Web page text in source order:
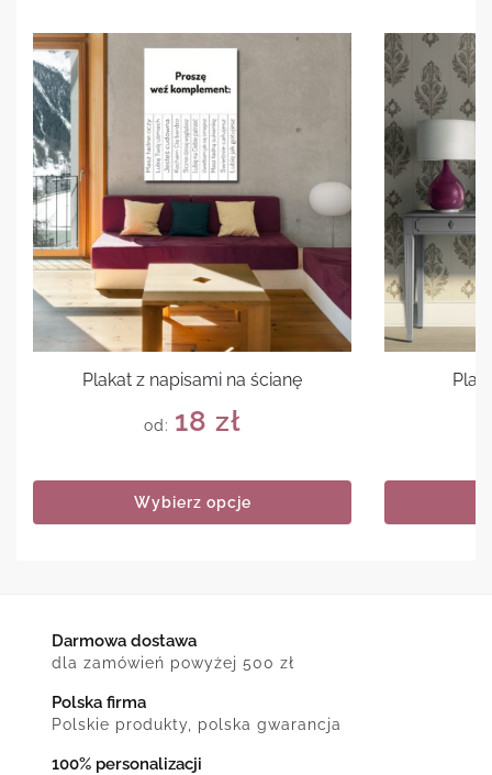
Plakat z napisami na ścianę
od: 18 zł
Wybierz opcje
Darmowa dostawa
dla zamówień powyżej 500 zł
Polska firma
Polskie produkty, polska gwarancja
100% personalizacji